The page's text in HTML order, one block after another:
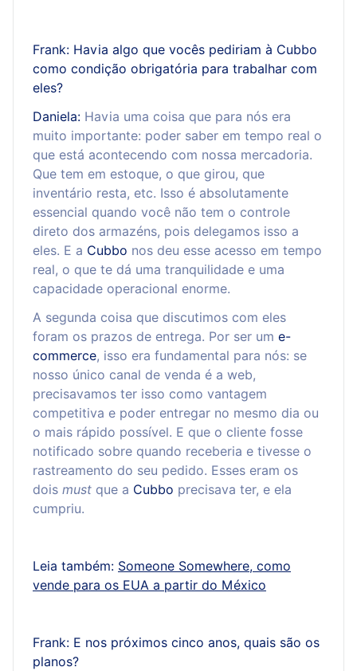
Frank: Havia algo que vocês pediriam à Cubbo
como condição obrigatória para trabalhar com
eles?
Daniela: Havia uma coisa que para nós era
muito importante: poder saber em tempo real o
que está acontecendo com nossa mercadoria.
Que tem em estoque, o que girou, que
inventário resta, etc. Isso é absolutamente
essencial quando você não tem o controle
direto dos armazéns, pois delegamos isso a
eles. E a Cubbo nos deu esse acesso em tempo
real, o que te dá uma tranquilidade e uma
capacidade operacional enorme.
A segunda coisa que discutimos com eles
foram os prazos de entrega. Por ser um e-
commerce, isso era fundamental para nós: se
nosso único canal de venda é a web,
precisavamos ter isso como vantagem
competitiva e poder entregar no mesmo dia ou
o mais rápido possível. E que o cliente fosse
notificado sobre quando receberia e tivesse o
rastreamento do seu pedido. Esses eram os
dois must que a Cubbo precisava ter, e ela
cumpriu.
Leia também: Someone Somewhere, como
vende para os EUA a partir do México
Frank: E nos próximos cinco anos, quais são os
planos?